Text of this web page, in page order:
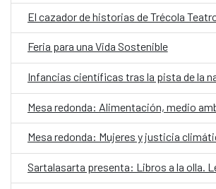
El cazador de historias de Trécola
Feria para una Vida Sostenible
Infancias científicas tras la pista de la
Mesa redonda: Mujeres y justicia